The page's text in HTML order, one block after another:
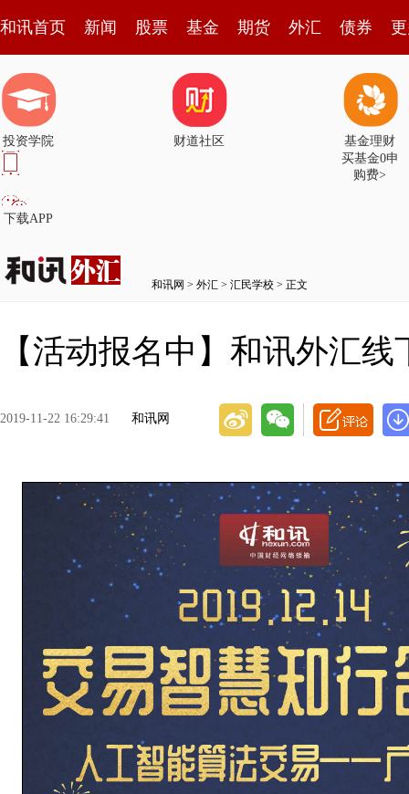
和讯首页 新闻 股票 基金 期货 外汇 债券
投资学院 财道社区
基金理财
买基金0申
购费>
下载APP
和讯网 > 外汇 > 汇民学校 > 正文
【活动报名中】和讯外汇
2019-11-22 16:29:41 和讯网